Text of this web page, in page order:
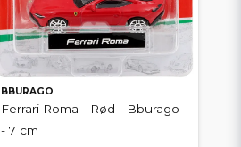
BBURAGO
Ferrari Roma - Rød - Bburago
- 7 cm